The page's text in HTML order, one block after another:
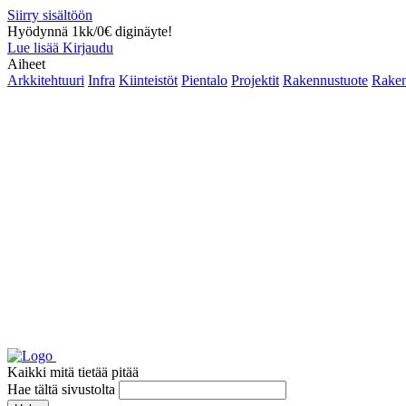
Siirry sisältöön
Hyödynnä 1kk/0€ diginäyte!
Lue lisää Kirjaudu
Aiheet
Arkkitehtuuri Infra Kiinteistöt Pientalo Projektit Rakennustuote
Kaikki mitä tietää pitää
Hae tältä sivustolta